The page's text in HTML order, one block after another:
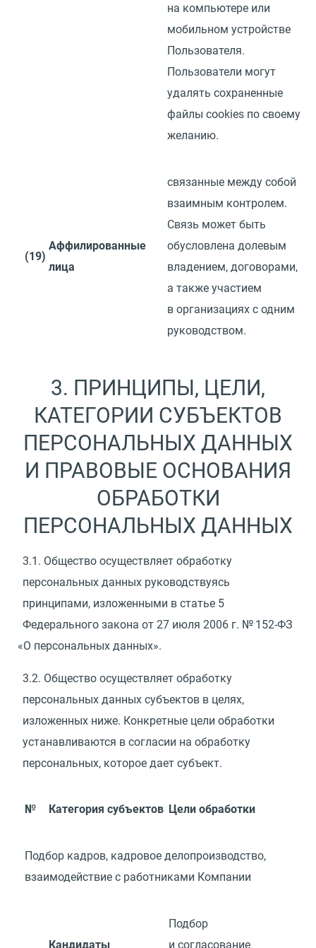
на компьютере или
мобильном устройстве
Пользователя.
Пользователи могут
удалять сохраненные
файлы cookies по своему
желанию.
(19)
Аффилированные
лица
связанные между собой
взаимным контролем.
Связь может быть
обусловлена долевым
владением, договорами,
а также участием
в организациях с одним
руководством.
3. ПРИНЦИПЫ, ЦЕЛИ,
КАТЕГОРИИ СУБЪЕКТОВ
ПЕРСОНАЛЬНЫХ ДАННЫХ
И ПРАВОВЫЕ ОСНОВАНИЯ
ОБРАБОТКИ
ПЕРСОНАЛЬНЫХ ДАННЫХ
3.1. Общество осуществляет обработку
персональных данных руководствуясь
принципами, изложенными в статье 5
Федерального закона от 27 июля 2006 г. № 152-ФЗ
«О персональных данных».
3.2. Общество осуществляет обработку
персональных данных субъектов в целях,
изложенных ниже. Конкретные цели обработки
устанавливаются в согласии на обработку
персональных, которое дает субъект.
№ Категория субъектов Цели обработки
Подбор кадров, кадровое делопроизводство,
взаимодействие с работниками Компании
Кандидаты
Подбор
и согласование